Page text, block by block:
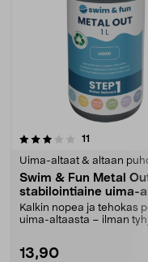
11
Uima-altaat & altaan
Swim & Fun Metal
stabilointiaine uima-
Kalkin nopea ja tehokas
uima-altaasta – ilman
13,90
4.0 viidestä